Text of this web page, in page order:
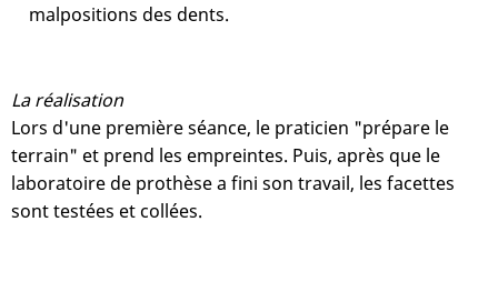
malpositions des dents.
La réalisation
Lors d'une première séance, le praticien "prépare le
terrain" et prend les empreintes. Puis, après que le
laboratoire de prothèse a fini son travail, les facettes
sont testées et collées.